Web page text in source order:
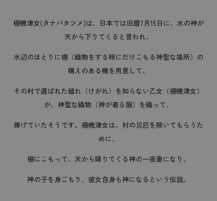
棚機津女(タナバタツメ)は、日本では旧暦7月15日に、水の神が
天から下りてくると言われ、
水辺のほとりに棚（織物をする時にだけこもる神聖な場所）の
構えのある機を用意して、
その村で選ばれた穢れ（けがれ）を知らない乙女（棚機津女）
が、神聖な織物（神が着る服）を織って、
捧げていたそうです。棚機津女は、村の災厄を除いてもらうた
めに、
棚にこもって、天から降りてくる神の一夜妻になり、
神の子を身ごもり、彼女自身も神になるという伝説。